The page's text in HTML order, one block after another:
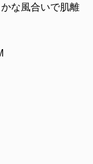
な風合いで肌離